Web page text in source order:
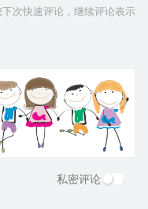
次快速评论，继续评论表示
私密评论